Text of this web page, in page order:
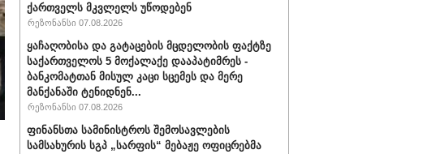
ქართველს მკვლელს უწოდებენ
რეზონანსი 07.08.2026
ყაჩაღობისა და გატაცების მცდელობის ფაქტზე
საქართველოს 5 მოქალაქე დააპატიმრეს -
ბანკომატთან მისულ კაცი სცემეს და მერე
მანქანაში ტენიდნენ...
რეზონანსი 07.08.2026
ფინანსთა სამინისტროს შემოსავლების
სამსახურის სგპ „სარფის“ მებაჟე ოფიცრებმა